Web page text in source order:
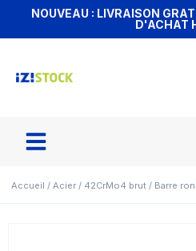
NOUVEAU : LIVRAISON
D'ACHAT
Accueil / Acier / 42CrMo4 brut / Barre